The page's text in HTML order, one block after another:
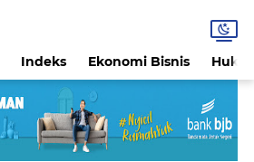
Indeks Ekonomi Bisnis